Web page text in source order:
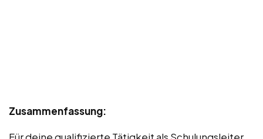
Zusammenfassung: